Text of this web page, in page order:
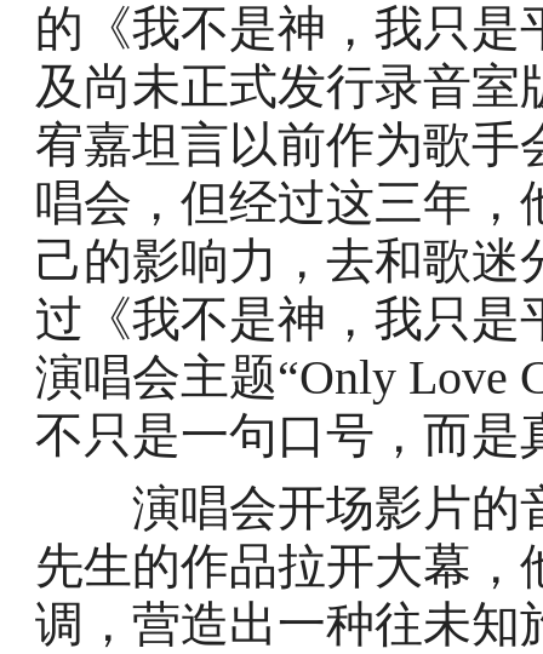
的《我不是神，我只
及尚未正式发行录音
宥嘉坦言以前作为歌手
唱会，但经过这三年，
己的影响力，去和歌
过《我不是神，我只是
演唱会主题“Only Love
不只是一句口号，而是
演唱会开场影片的
先生的作品拉开大幕
调，营造出一种往未知